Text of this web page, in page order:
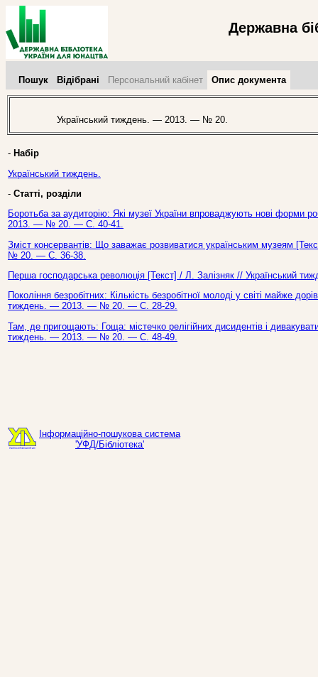
Державна
Пошук Відібрані Персональний кабінет Опис документа
Український тиждень. — 2013. — № 20.
- Набір
Український тиждень.
- Статті, розділи
Боротьба за аудиторію: Які музеї України впроваджують нові форми
2013. — № 20. — С. 40-41.
Зміст консервантів: Що заважає розвиватися українським музеям
№ 20. — С. 36-38.
Перша господарська революція [Текст] / Л. Залізняк //
Покоління безробітних: Кількість безробітної молоді у світі майже
тиждень. — 2013. — № 20. — С. 28-29.
Там, де пригощають: Гоща: містечко релігійних дисидентів і
тиждень. — 2013. — № 20. — С. 48-49.
Інформаційно-пошукова система
'УФД/Бібліотека'